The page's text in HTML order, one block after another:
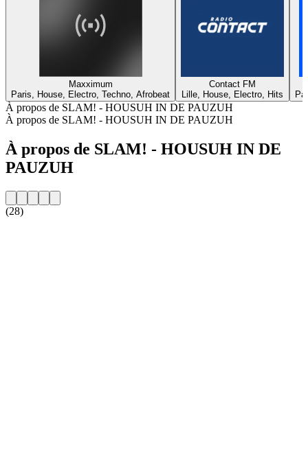
Maxximum
Paris, House, Electro, Techno, Afrobeat
Contact FM
Lille, House, Electro, Hits
À propos de SLAM! - HOUSUH IN DE PAUZUH
À propos de SLAM! - HOUSUH IN DE PAUZUH
À propos de SLAM! - HOUSUH IN DE
PAUZUH
(28)